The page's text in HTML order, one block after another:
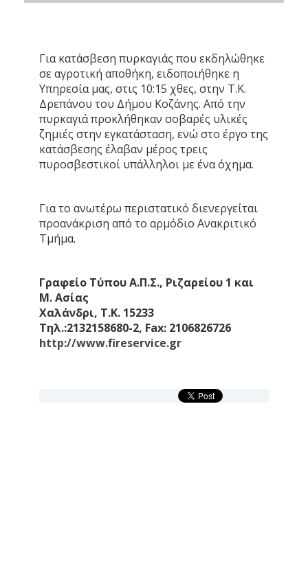
Για κατάσβεση πυρκαγιάς που εκδηλώθηκε
σε αγροτική αποθήκη, ειδοποιήθηκε η
Υπηρεσία μας, στις 10:15 χθες, στην Τ.Κ.
Δρεπάνου του Δήμου Κοζάνης. Από την
πυρκαγιά προκλήθηκαν σοβαρές υλικές
ζημιές στην εγκατάσταση, ενώ στο έργο της
κατάσβεσης έλαβαν μέρος τρεις
πυροσβεστικοί υπάλληλοι με ένα όχημα.
Για το ανωτέρω περιστατικό διενεργείται
προανάκριση από το αρμόδιο Ανακριτικό
Τμήμα.
Γραφείο Τύπου Α.Π.Σ., Ριζαρείου 1 και
Μ. Ασίας
Χαλάνδρι, Τ.Κ. 15233
Τηλ.:2132158680-2, Fax: 2106826726
http://www.fireservice.gr